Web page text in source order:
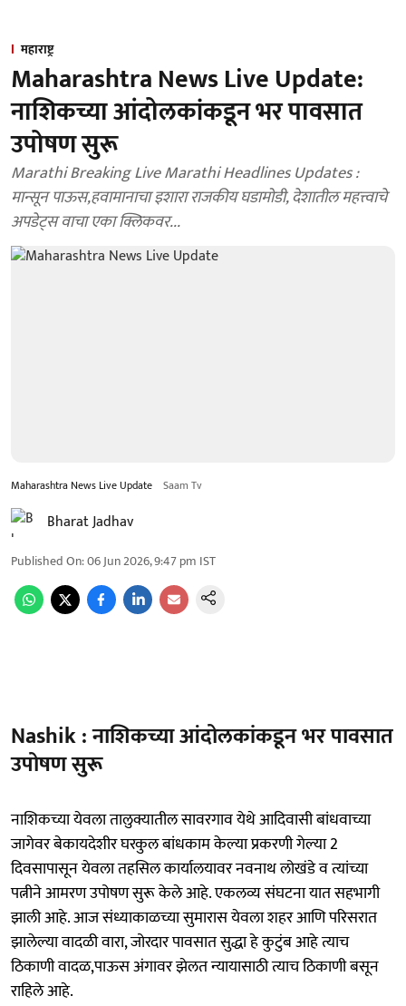
महाराष्ट्र
Maharashtra News Live Update:
नाशिकच्या आंदोलकांकडून भर पावसात
उपोषण सुरू
Marathi Breaking Live Marathi Headlines Updates :
मान्सून पाऊस,हवामानाचा इशारा राजकीय घडामोडी, देशातील महत्त्वाचे
अपडेट्स वाचा एका क्लिकवर...
Maharashtra News Live Update Saam Tv
Bharat Jadhav
Published On:06 Jun 2026, 9:47 pm IST
Nashik : नाशिकच्या आंदोलकांकडून भर पावसात
उपोषण सुरू
नाशिकच्या येवला तालुक्यातील सावरगाव येथे आदिवासी बांधवाच्या
जागेवर बेकायदेशीर घरकुल बांधकाम केल्या प्रकरणी गेल्या 2
दिवसापासून येवला तहसिल कार्यालयावर नवनाथ लोखंडे व त्यांच्या
पत्नीने आमरण उपोषण सुरू केले आहे. एकलव्य संघटना यात सहभागी
झाली आहे. आज संध्याकाळच्या सुमारास येवला शहर आणि परिसरात
झालेल्या वादळी वारा, जोरदार पावसात सुद्धा हे कुटुंब आहे त्याच
ठिकाणी वादळ,पाऊस अंगावर झेलत न्यायासाठी त्याच ठिकाणी बसून
राहिले आहे.